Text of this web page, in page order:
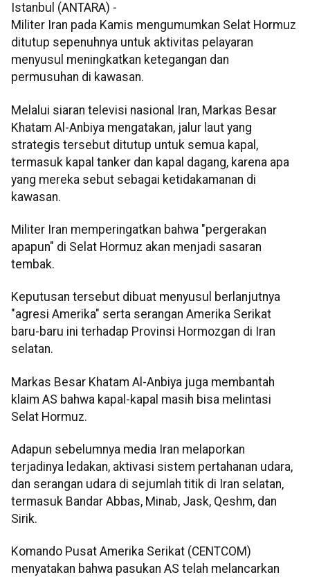
Istanbul (ANTARA) -
Militer Iran pada Kamis mengumumkan Selat Hormuz
ditutup sepenuhnya untuk aktivitas pelayaran
menyusul meningkatkan ketegangan dan
permusuhan di kawasan.
Melalui siaran televisi nasional Iran, Markas Besar
Khatam Al-Anbiya mengatakan, jalur laut yang
strategis tersebut ditutup untuk semua kapal,
termasuk kapal tanker dan kapal dagang, karena apa
yang mereka sebut sebagai ketidakamanan di
kawasan.
Militer Iran memperingatkan bahwa "pergerakan
apapun" di Selat Hormuz akan menjadi sasaran
tembak.
Keputusan tersebut dibuat menyusul berlanjutnya
"agresi Amerika" serta serangan Amerika Serikat
baru-baru ini terhadap Provinsi Hormozgan di Iran
selatan.
Markas Besar Khatam Al-Anbiya juga membantah
klaim AS bahwa kapal-kapal masih bisa melintasi
Selat Hormuz.
Adapun sebelumnya media Iran melaporkan
terjadinya ledakan, aktivasi sistem pertahanan udara,
dan serangan udara di sejumlah titik di Iran selatan,
termasuk Bandar Abbas, Minab, Jask, Qeshm, dan
Sirik.
Komando Pusat Amerika Serikat (CENTCOM)
menyatakan bahwa pasukan AS telah melancarkan